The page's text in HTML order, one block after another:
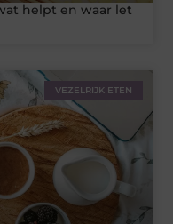
helpt en waar let
VEZELRIJK ETEN